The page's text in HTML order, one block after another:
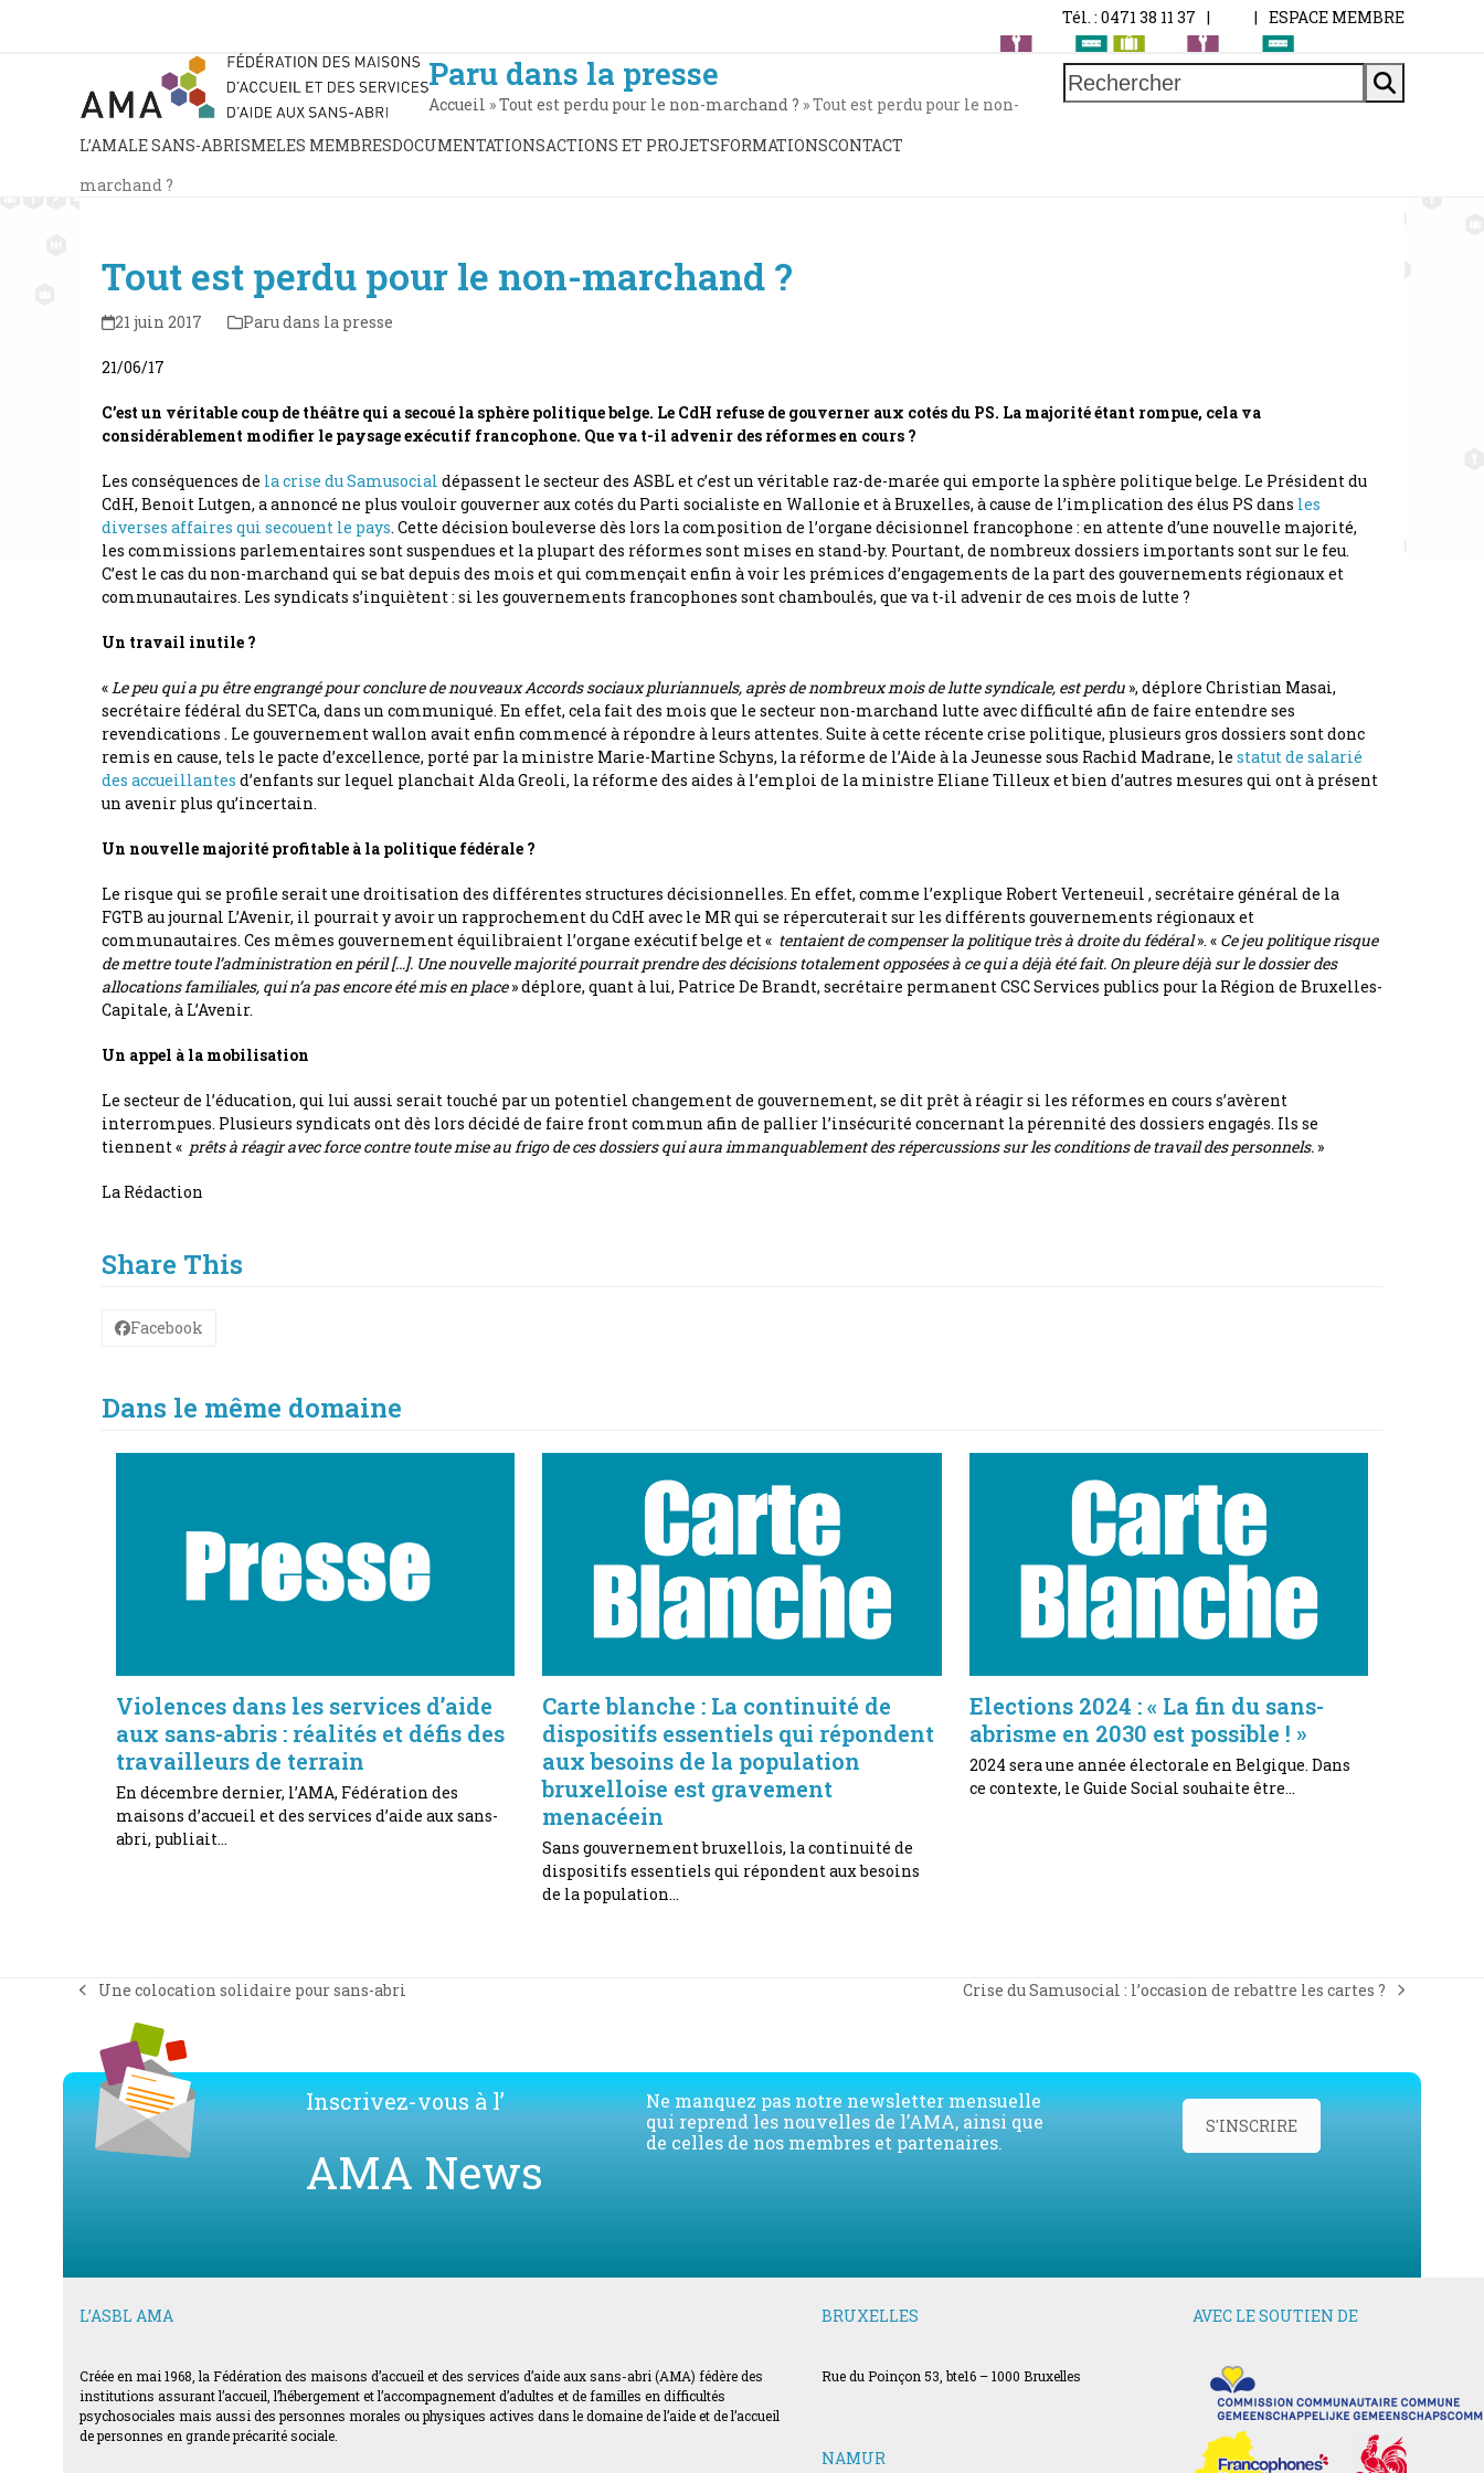
Tél. : 0471 38 11 37 | | ESPACE MEMBRE
Rechercher
L’AMALE SANS-ABRISMELES MEMBRESDOCUMENTATIONSACTIONS ET PROJETSFORMATIONSCONTACT
Paru dans la presse
Accueil »Tout est perdu pour le non-marchand ? »Tout est perdu pour le non-
marchand ?
Tout est perdu pour le non-marchand ?
21 juin 2017 Paru dans la presse
21/06/17
C’est un véritable coup de théâtre qui a secoué la sphère politique belge. Le CdH refuse de gouverner aux cotés du PS. La majorité étant rompue, cela va
considérablement modifier le paysage exécutif francophone. Que va t-il advenir des réformes en cours ?
Les conséquences de la crise du Samusocial dépassent le secteur des ASBL et c’est un véritable raz-de-marée qui emporte la sphère politique belge. Le Président du
CdH, Benoit Lutgen, a annoncé ne plus vouloir gouverner aux cotés du Parti socialiste en Wallonie et à Bruxelles, à cause de l’implication des élus PS dans les
diverses affaires qui secouent le pays. Cette décision bouleverse dès lors la composition de l’organe décisionnel francophone : en attente d’une nouvelle majorité,
les commissions parlementaires sont suspendues et la plupart des réformes sont mises en stand-by. Pourtant, de nombreux dossiers importants sont sur le feu.
C’est le cas du non-marchand qui se bat depuis des mois et qui commençait enfin à voir les prémices d’engagements de la part des gouvernements régionaux et
communautaires. Les syndicats s’inquiètent : si les gouvernements francophones sont chamboulés, que va t-il advenir de ces mois de lutte ?
Un travail inutile ?
«Le peu qui a pu être engrangé pour conclure de nouveaux Accords sociaux pluriannuels, après de nombreux mois de lutte syndicale, est perdu », déplore Christian Masai,
secrétaire fédéral du SETCa, dans un communiqué. En effet, cela fait des mois que le secteur non-marchand lutte avec difficulté afin de faire entendre ses
revendications . Le gouvernement wallon avait enfin commencé à répondre à leurs attentes. Suite à cette récente crise politique, plusieurs gros dossiers sont donc
remis en cause, tels le pacte d’excellence, porté par la ministre Marie-Martine Schyns, la réforme de l’Aide à la Jeunesse sous Rachid Madrane, le statut de salarié
des accueillantes d’enfants sur lequel planchait Alda Greoli, la réforme des aides à l’emploi de la ministre Eliane Tilleux et bien d’autres mesures qui ont à présent
un avenir plus qu’incertain.
Un nouvelle majorité profitable à la politique fédérale ?
Le risque qui se profile serait une droitisation des différentes structures décisionnelles. En effet, comme l’explique Robert Verteneuil , secrétaire général de la
FGTB au journal L’Avenir, il pourrait y avoir un rapprochement du CdH avec le MR qui se répercuterait sur les différents gouvernements régionaux et
communautaires. Ces mêmes gouvernement équilibraient l’organe exécutif belge et « tentaient de compenser la politique très à droite du fédéral». « Ce jeu politique risque
de mettre toute l’administration en péril […]. Une nouvelle majorité pourrait prendre des décisions totalement opposées à ce qui a déjà été fait. On pleure déjà sur le dossier des
allocations familiales, qui n’a pas encore été mis en place» déplore, quant à lui, Patrice De Brandt, secrétaire permanent CSC Services publics pour la Région de Bruxelles-
Capitale, à L’Avenir.
Un appel à la mobilisation
Le secteur de l’éducation, qui lui aussi serait touché par un potentiel changement de gouvernement, se dit prêt à réagir si les réformes en cours s’avèrent
interrompues. Plusieurs syndicats ont dès lors décidé de faire front commun afin de pallier l’insécurité concernant la pérennité des dossiers engagés. Ils se
tiennent « prêts à réagir avec force contre toute mise au frigo de ces dossiers qui aura immanquablement des répercussions sur les conditions de travail des personnels. »
La Rédaction
Share This
Facebook
Dans le même domaine
Violences dans les services d’aide
aux sans-abris : réalités et défis des
travailleurs de terrain
En décembre dernier, l’AMA, Fédération des
maisons d’accueil et des services d’aide aux sans-
abri, publiait…
Carte blanche : La continuité de
dispositifs essentiels qui répondent
aux besoins de la population
bruxelloise est gravement
menacéein
Sans gouvernement bruxellois, la continuité de
dispositifs essentiels qui répondent aux besoins
de la population…
Elections 2024 : « La fin du sans-
abrisme en 2030 est possible ! »
2024 sera une année électorale en Belgique. Dans
ce contexte, le Guide Social souhaite être…
previous
Une colocation solidaire pour sans-abri
next
Crise du Samusocial : l’occasion de rebattre les cartes ?
Inscrivez-vous à l’
AMA News
Ne manquez pas notre newsletter mensuelle
qui reprend les nouvelles de l’AMA, ainsi que
de celles de nos membres et partenaires.
S'INSCRIRE
L’ASBL AMA
Créée en mai 1968, la Fédération des maisons d’accueil et des services d’aide aux sans-abri (AMA) fédère des
institutions assurant l’accueil, l’hébergement et l’accompagnement d’adultes et de familles en difficultés
psychosociales mais aussi des personnes morales ou physiques actives dans le domaine de l’aide et de l’accueil
de personnes en grande précarité sociale.
BRUXELLES
Rue du Poinçon 53, bte16 – 1000 Bruxelles
NAMUR
AVEC LE SOUTIEN DE